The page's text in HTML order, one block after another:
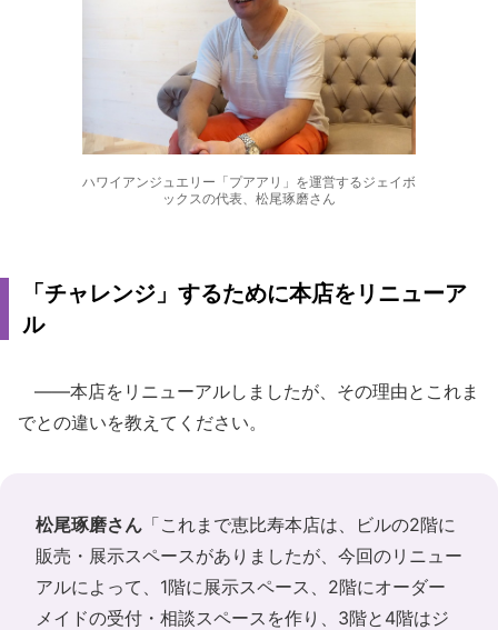
ハワイアンジュエリー「プアアリ」を運営するジェイボ
ックスの代表、松尾琢磨さん
「チャレンジ」するために本店をリニューア
ル
――本店をリニューアルしましたが、その理由とこれま
でとの違いを教えてください。
松尾琢磨さん 「これまで恵比寿本店は、ビルの2階に
販売・展示スペースがありましたが、今回のリニュー
アルによって、1階に展示スペース、2階にオーダー
メイドの受付・相談スペースを作り、3階と4階はジ